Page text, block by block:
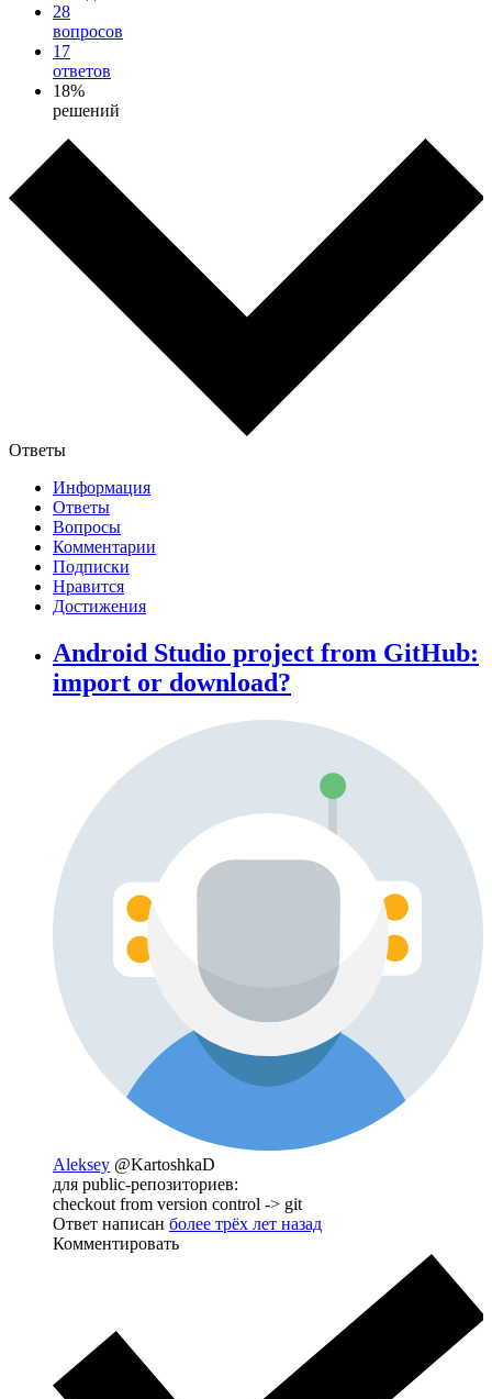
28
вопросов
17
ответов
18%
решений
Ответы
Информация
Ответы
Вопросы
Комментарии
Подписки
Нравится
Достижения
Android Studio project from GitHub:
import or download?
Aleksey @KartoshkaD
для public-репозиториев:
checkout from version control -> git
Ответ написан более трёх лет назад
Комментировать